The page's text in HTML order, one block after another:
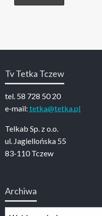
Tv Tetka Tczew
tel. 58 728 50 20
e-mail: tetka@tetka.pl
Telkab Sp. z o.o.
ul. Jagiellońska 55
83-110 Tczew
Archiwa